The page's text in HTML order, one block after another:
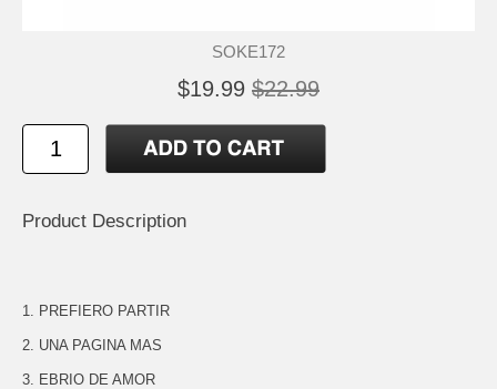
SOKE172
$19.99 $22.99
Product Description
1. PREFIERO PARTIR
2. UNA PAGINA MAS
3. EBRIO DE AMOR